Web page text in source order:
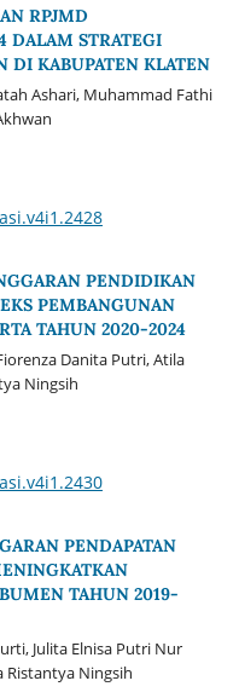
RPJMD
DALAM STRATEGI
DI KABUPATEN KLATEN
Ashari, Muhammad Fathi
PENDIDIKAN
PEMBANGUNAN
TAHUN 2020-2024
Danita Putri, Atila
Ningsih
PENDAPATAN
TAHUN 2019-
Julita Elnisa Putri Nur
Ristantya Ningsih